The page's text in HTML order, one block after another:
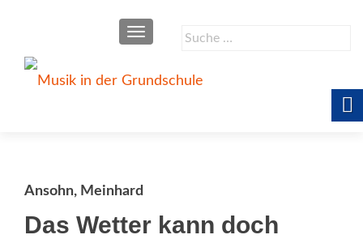
Suche
SCHALTE NAVIGATION
Ansohn, Meinhard
Das Wetter kann doch